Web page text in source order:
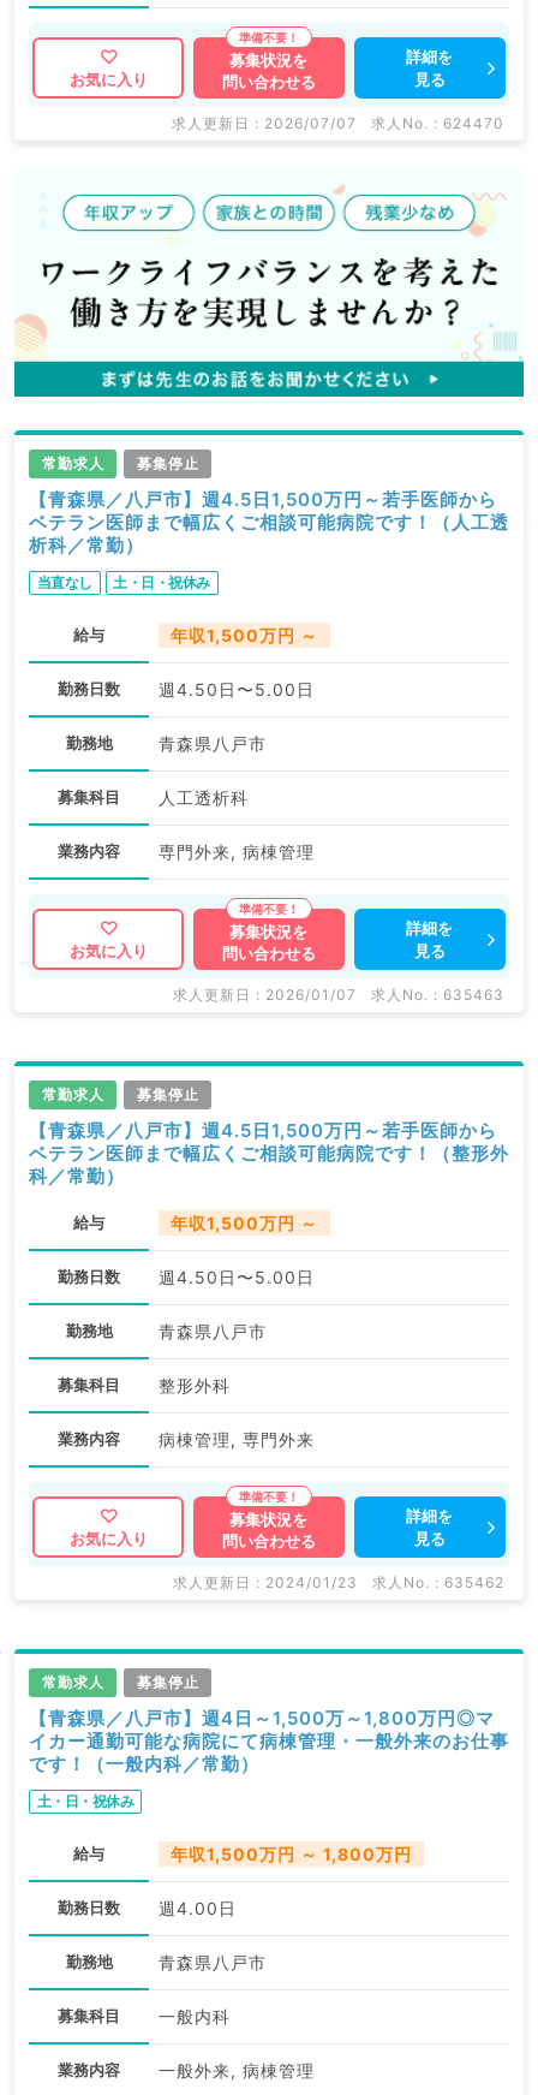
お気に入り
募集状況を
問い合わせる
詳細を
見る
求人更新日 : 2026/07/07 求人No. : 624470
常勤求人 募集停止
【青森県／八戸市】週4.5日1,500万円～若手医師から
ベテラン医師まで幅広くご相談可能病院です！（人工透
析科／常勤）
当直なし 土・日・祝休み
給与 年収1,500万円 ～
勤務日数 週4.50日〜5.00日
勤務地 青森県八戸市
募集科目 人工透析科
業務内容 専門外来, 病棟管理
お気に入り
募集状況を
問い合わせる
詳細を
見る
求人更新日 : 2026/01/07 求人No. : 635463
常勤求人 募集停止
【青森県／八戸市】週4.5日1,500万円～若手医師から
ベテラン医師まで幅広くご相談可能病院です！（整形外
科／常勤）
給与 年収1,500万円 ～
勤務日数 週4.50日〜5.00日
勤務地 青森県八戸市
募集科目 整形外科
業務内容 病棟管理, 専門外来
お気に入り
募集状況を
問い合わせる
詳細を
見る
求人更新日 : 2024/01/23 求人No. : 635462
常勤求人 募集停止
【青森県／八戸市】週4日～1,500万～1,800万円◎マ
イカー通勤可能な病院にて病棟管理・一般外来のお仕事
です！（一般内科／常勤）
土・日・祝休み
給与 年収1,500万円 ～ 1,800万円
勤務日数 週4.00日
勤務地 青森県八戸市
募集科目 一般内科
業務内容 一般外来, 病棟管理